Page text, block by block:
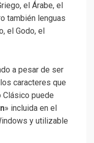
el Árabe, el
también lenguas
el Godo, el
a pesar de ser
caracteres que
Clásico puede
» incluida en el
y utilizable